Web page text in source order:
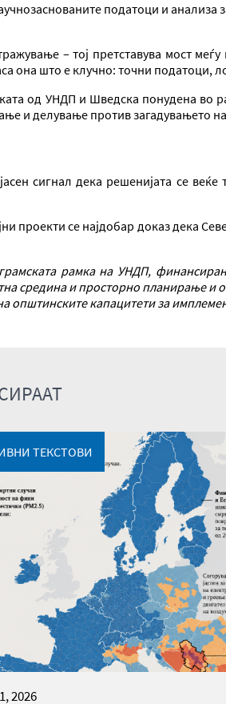
податоци и
– тој претставува мост
она што е клучно: точни
од УНДП и Шведска понудена
и делување против загадувањето
сигнал дека решенијата се
проекти се најдобар доказ дека
рамка на УНДП,
средина и просторно планирање и
општинските капацитети за
ТЕКСТОВИ
2026